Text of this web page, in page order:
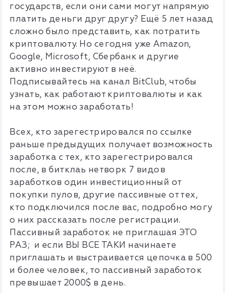
государств, если они сами могут напрямую
платить деньги друг другу? Ещё 5 лет назад
сложно было представить, как потратить
криптовалюту. Но сегодня уже Amazon,
Google, Microsoft, Сбербанк и другие
активно инвестируют в неё.
Подписывайтесь на канал BitClub, чтобы
узнать, как работают криптовалюты и как
на этом можно заработать!
Всех, кто зарегестрировался по ссылке
раньше предыдущих получает возможность
заработка с тех, кто зарегестрировался
после, в битклаь нетворк 7 видов
заработков один инвестиционный от
покупки пулов, другие пассивные от тех,
кто подключился после вас, подробно могу
о них рассказать после регистрации.
Пассивный заработок не приглашая ЭТО
РАЗ; и если ВЫ ВСЕ ТАКИ начинаете
приглашать и выстраивается цепочка в 500
и более человек, то пассивный заработок
превышает 2000$ в день.